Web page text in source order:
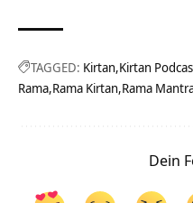
TAGGED: Kirtan Kirtan
Rama Rama Kirtan Rama
Dein